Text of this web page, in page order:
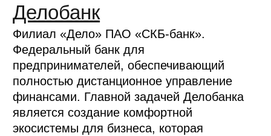
Делобанк
Филиал «Дело» ПАО «СКБ-банк».
Федеральный банк для
предпринимателей, обеспечивающий
полностью дистанционное управление
финансами. Главной задачей Делобанка
является создание комфортной
экосистемы для бизнеса, которая